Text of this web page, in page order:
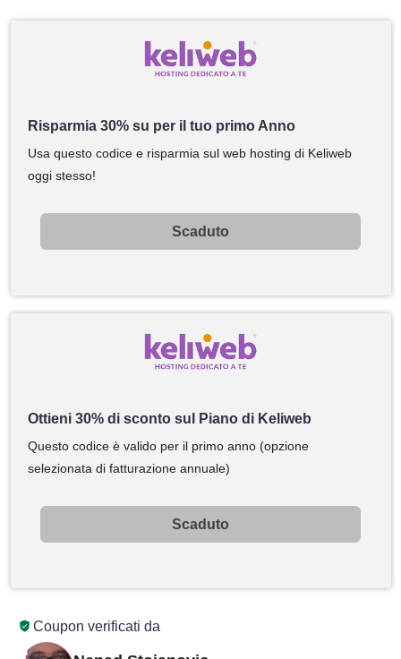
Coupon verificati da
Risparmia 30% su per il tuo primo Anno
Usa questo codice e risparmia sul web hosting di Keliweb
oggi stesso!
Scaduto
Ottieni 30% di sconto sul Piano di Keliweb
Questo codice è valido per il primo anno (opzione
selezionata di fatturazione annuale)
Scaduto